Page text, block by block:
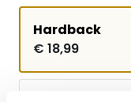
Hardback
€ 18,99